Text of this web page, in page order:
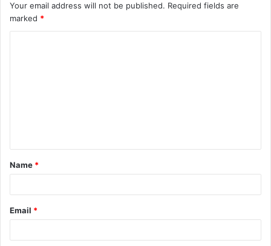
Your email address will not be published. Required fields are
marked *
t
*
Name *
Email *